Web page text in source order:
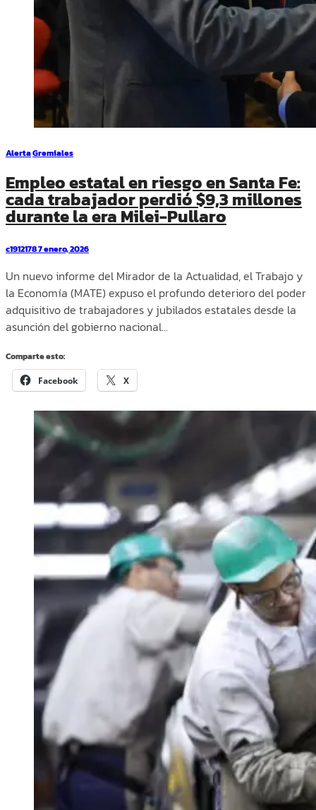
AlertaGremiales
Empleo estatal en riesgo en Santa Fe:
cada trabajador perdió $9,3 millones
durante la era Milei-Pullaro
c19121787 enero, 2026
Un nuevo informe del Mirador de la Actualidad, el Trabajo y
la Economía (MATE) expuso el profundo deterioro del poder
adquisitivo de trabajadores y jubilados estatales desde la
asunción del gobierno nacional…
Comparte esto:
Facebook X